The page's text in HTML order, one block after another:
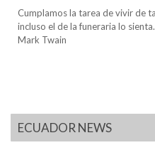
Cumplamos la tarea de vivir de
incluso el de la funeraria lo sienta.
Mark Twain
ECUADOR NEWS